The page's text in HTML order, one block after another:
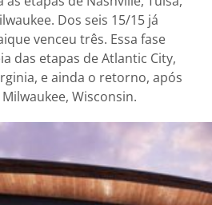
Dos seis 15/15 já
venceu três. Essa fase
das etapas de Atlantic City,
e ainda o retorno, após
Wisconsin.